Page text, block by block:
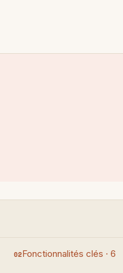
Fonctionnalités clés · 6